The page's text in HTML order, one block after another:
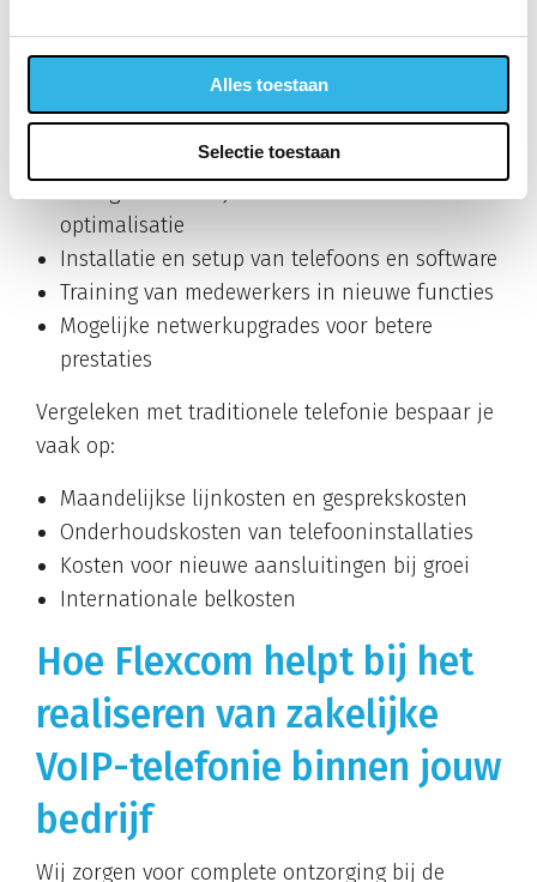
Alles toestaan
Selectie toestaan
toestel, afhankelijk van de functies.
Installatie en implementatie brengen eenmalige
kosten met zich mee:
optimalisatie
Installatie en setup van telefoons en software
Training van medewerkers in nieuwe functies
Mogelijke netwerkupgrades voor betere
prestaties
Vergeleken met traditionele telefonie bespaar je
vaak op:
Maandelijkse lijnkosten en gesprekskosten
Onderhoudskosten van telefooninstallaties
Kosten voor nieuwe aansluitingen bij groei
Internationale belkosten
Hoe Flexcom helpt bij het
realiseren van zakelijke
VoIP-telefonie binnen jouw
bedrijf
Wij zorgen voor complete ontzorging bij de